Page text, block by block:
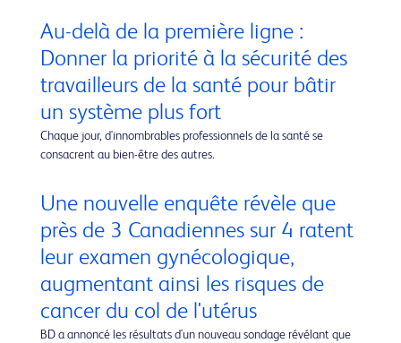
Au-delà de la première ligne :
Donner la priorité à la sécurité des
travailleurs de la santé pour bâtir
un système plus fort
Chaque jour, d'innombrables professionnels de la santé se
consacrent au bien-être des autres.
Une nouvelle enquête révèle que
près de 3 Canadiennes sur 4 ratent
leur examen gynécologique,
augmentant ainsi les risques de
cancer du col de l'utérus
BD a annoncé les résultats d'un nouveau sondage révélant que